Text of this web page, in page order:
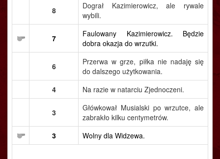
8
Dograł Kazimierowicz, ale rywale
wybili.
7
Faulowany Kazimierowicz. Będzie
dobra okazja do wrzutki.
6
Przerwa w grze, piłka nie nadaję się
do dalszego użytkowania.
4
Na razie w natarciu Zjednoczeni.
3
Główkował Musialski po wrzutce, ale
zabrakło kilku centymetrów.
3
Wolny dla Widzewa.